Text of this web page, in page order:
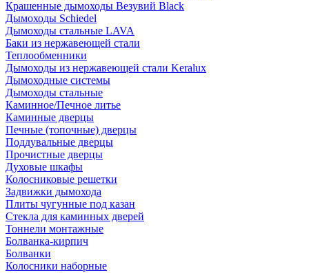
Крашенные дымоходы Везувий Black
Дымоходы Schiedel
Дымоходы стальные LAVA
Баки из нержавеющей стали
Теплообменники
Дымоходы из нержавеющей стали Keralux
Дымоходные системы
Дымоходы стальные
Каминное/Печное литье
Каминные дверцы
Печные (топочные) дверцы
Поддувальные дверцы
Прочистные дверцы
Духовые шкафы
Колосниковые решетки
Задвижки дымохода
Плиты чугунные под казан
Стекла для каминных дверей
Тоннели монтажные
Болванка-кирпич
Болванки
Колосники наборные